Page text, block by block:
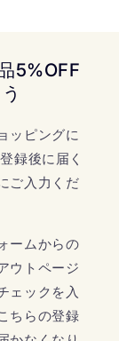
5%OFF
ッピングに
録後に届く
ご入力くだ
ームからの
ウトページ
ェックを入
ちらの登録